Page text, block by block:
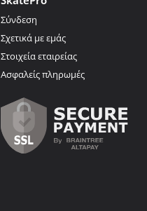
Σύνδεση
Σχετικά με εμάς
Στοιχεία εταιρείας
Ασφαλείς πληρωμές